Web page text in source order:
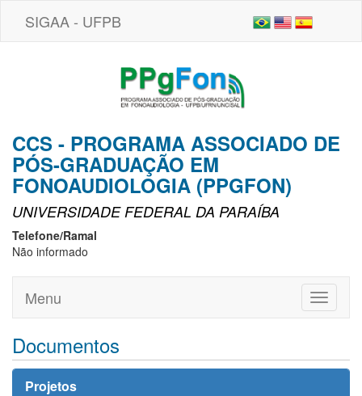
SIGAA - UFPB
CCS - PROGRAMA ASSOCIADO DE
PÓS-GRADUAÇÃO EM
FONOAUDIOLOGIA (PPGFON)
UNIVERSIDADE FEDERAL DA PARAÍBA
Telefone/Ramal
Não informado
Toggle
Menu
Documentos
Projetos